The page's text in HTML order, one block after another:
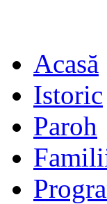
Acasă
Istoric
Paroh